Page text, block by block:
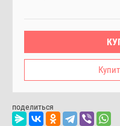
поделиться